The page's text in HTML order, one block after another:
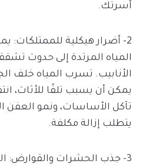
أسرتك.
2- أضرار هيكلية
المياه المرتدة إلى حدوث
الأنابيب. تسرب المياه خلف
يمكن أن يسبب تلفًا للأثاث،
تآكل الأساسات، ونمو العفن
يتطلب إزالة مكلفة.
3- جذب الحشرات والقوارض: